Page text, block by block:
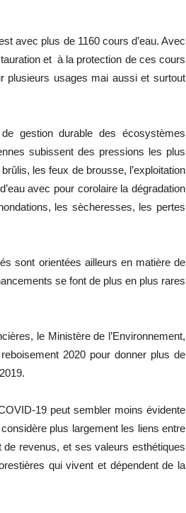
avec plus de 1160 cours d’eau. Avec
et à la protection de ces cours
plusieurs usages mai aussi et surtout
gestion durable des écosystèmes
subissent des pressions les plus
les feux de brousse, l’exploitation
avec pour corolaire la dégradation
les sècheresses, les pertes
sont orientées ailleurs en matière de
se font de plus en plus rares
le Ministère de l’Environnement,
2020 pour donner plus de
19 peut sembler moins évidente
plus largement les liens entre
de revenus, et ses valeurs esthétiques
qui vivent et dépendent de la